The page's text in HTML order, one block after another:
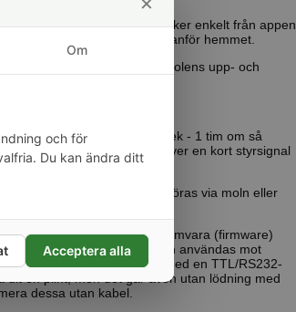
kontroller. Konfigurationen sker enkelt från appen
eller från en plats utanför hemmet.
och även stöd för solens upp- och
Homey, Home Assistant mf.
slår av efter 0,5 sek - 1 tim om så
eller liknande som behöver en kort styrsignal
Home Assistant mf. Kan köras via moln eller
kan lägga in sin egna programvara (firmware)
program som gör att den kan användas mot
man den till USB porten med en TTL/RS232-
dit en plint, men det går även utan lödning med
dessa utan kabel.
Om
och för
Du kan ändra ditt
Acceptera alla